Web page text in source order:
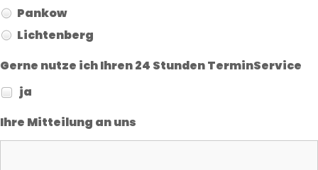
Pankow
Lichtenberg
Gerne nutze ich Ihren 24 Stunden TerminService
ja
Ihre Mitteilung an uns